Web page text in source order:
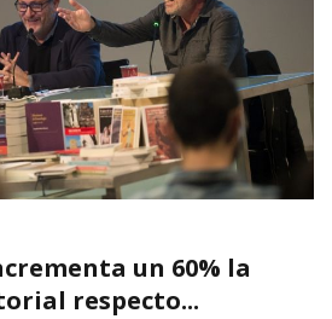
un 60% la
respecto...